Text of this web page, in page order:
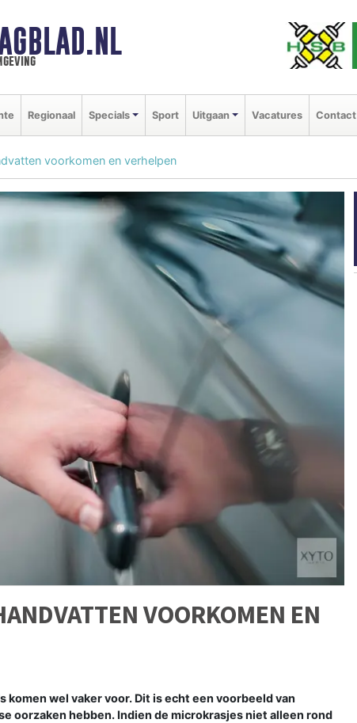
Regionaal Specials Sport Uitgaan Vacatures Contact
voorkomen en verhelpen
VOORKOMEN EN
komen wel vaker voor. Dit is echt een voorbeeld van
oorzaken hebben. Indien de microkrasjes niet alleen rond